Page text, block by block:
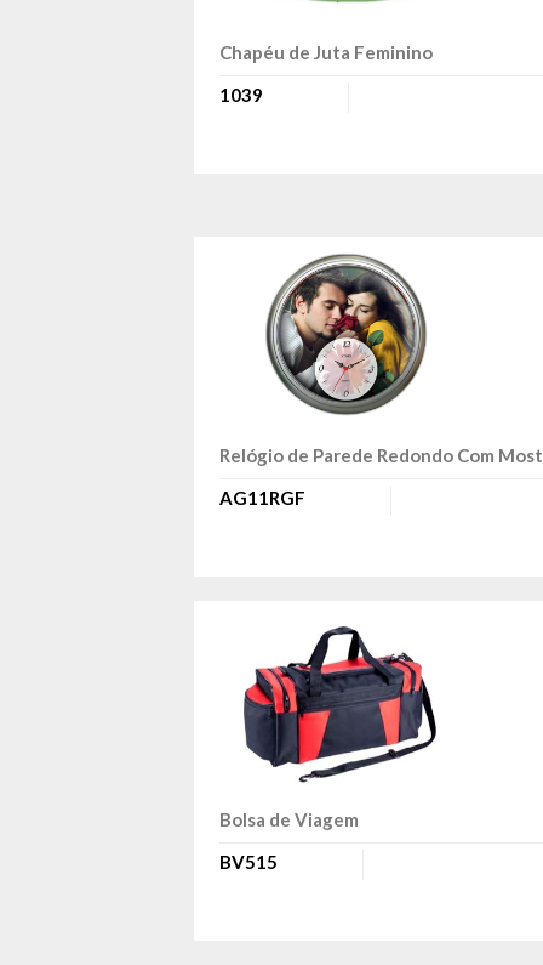
Chapéu de Juta Feminino
1039
Relógio de Parede Redondo Com
AG11RGF
Bolsa de Viagem
BV515